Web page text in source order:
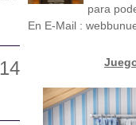
para
En E-Mail :